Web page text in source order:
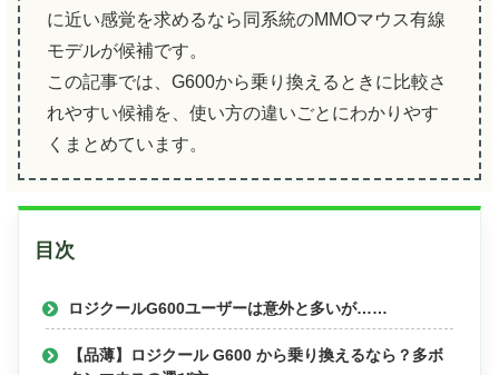
に近い感覚を求めるなら同系統のMMOマウス有線
モデルが候補です。
この記事では、G600から乗り換えるときに比較さ
れやすい候補を、使い方の違いごとにわかりやす
くまとめています。
目次
ロジクールG600ユーザーは意外と多いが……
【品薄】ロジクール G600 から乗り換えるなら？多ボ